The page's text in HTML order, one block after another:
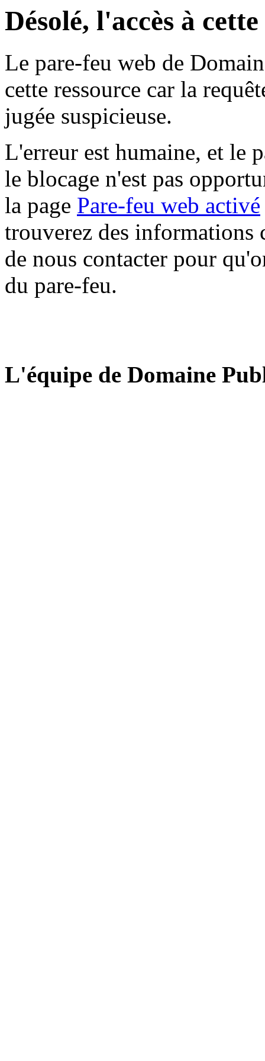
Désolé, l'accès à
Le pare-feu web de
cette ressource car la
jugée suspicieuse.
L'erreur est humaine, et le
le blocage n'est pas
la page Pare-feu web activé
trouverez des informations
de nous contacter pour
du pare-feu.
L'équipe de Domaine